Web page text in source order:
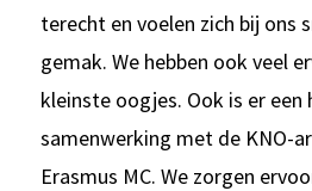
terecht en voelen zich bij ons
gemak. We hebben ook veel
kleinste oogjes. Ook is er een
samenwerking met de KNO-
Erasmus MC. We zorgen